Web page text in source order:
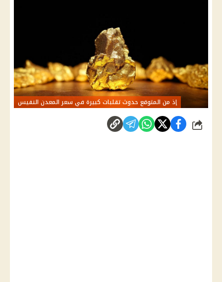
إذ من المتوقع حدوث تقلبات كبيرة في سعر المعدن النفيس
شارك